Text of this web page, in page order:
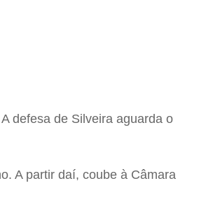
defesa de Silveira aguarda o
A partir daí, coube à Câmara